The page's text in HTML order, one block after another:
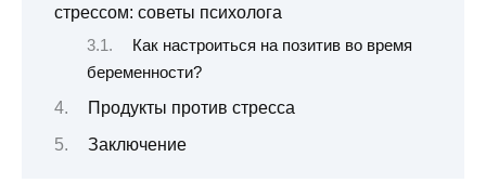
стрессом: советы психолога
Как настроиться на позитив во время
беременности?
Продукты против стресса
Заключение